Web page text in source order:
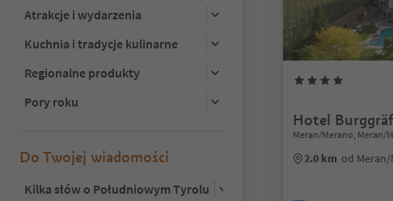
Atrakcje i wydarzenia
Kuchnia i tradycje kulinarne
Regionalne produkty
Pory roku
Do Twojej wiadomości
Kilka słów o Południowym Tyrolu
Hotel
Meran/Merano, Meran/
2.0 km od